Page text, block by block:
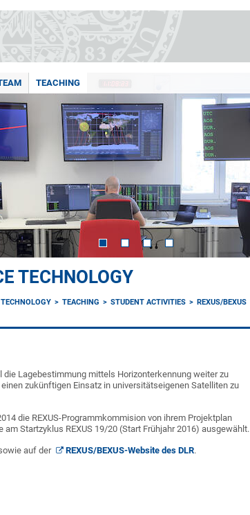
TEACHING
TECHNOLOGY
TEACHING STUDENT ACTIVITIES
REXUS/BEXUS
die Lagebestimmung mittels Horizonterkennung weiter zu
zukünftigen Einsatz in universitätseigenen Satelliten zu
die REXUS-Programmkommision von ihrem Projektplan
Startzyklus REXUS 19/20 (Start Frühjahr 2016) ausgewählt.
auf der REXUS/BEXUS-Website des DLR.